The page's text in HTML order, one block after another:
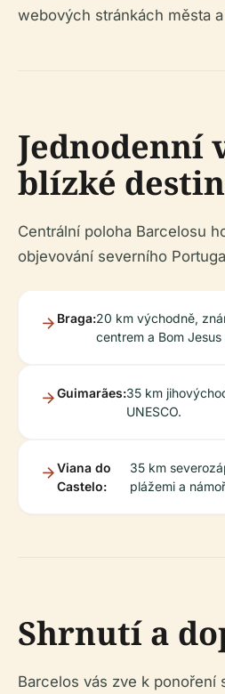
webových stránkách města
Jednodenní
blízké
Centrální poloha Barcelosu
objevování severního
Braga:20 km východně,
centrem a Bom
Guimarães:35 km
UNESCO.
Viana do
Castelo:
35 km
plážemi a
Shrnutí a
Barcelos vás zve k ponoření